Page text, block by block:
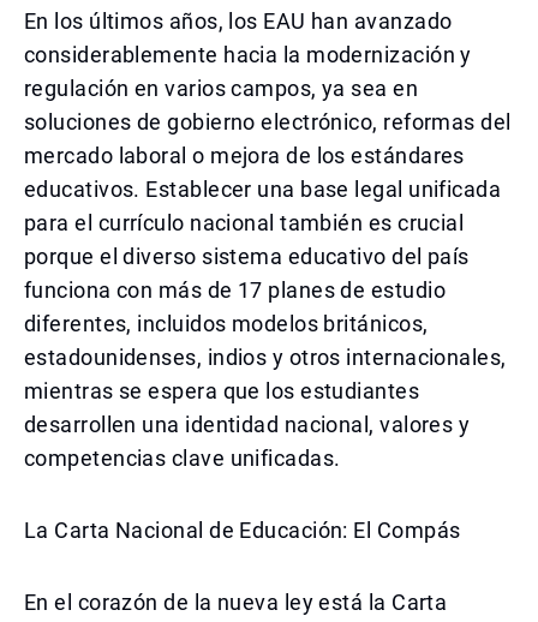
En los últimos años, los EAU han avanzado
considerablemente hacia la modernización y
regulación en varios campos, ya sea en
soluciones de gobierno electrónico, reformas del
mercado laboral o mejora de los estándares
educativos. Establecer una base legal unificada
para el currículo nacional también es crucial
porque el diverso sistema educativo del país
funciona con más de 17 planes de estudio
diferentes, incluidos modelos británicos,
estadounidenses, indios y otros internacionales,
mientras se espera que los estudiantes
desarrollen una identidad nacional, valores y
competencias clave unificadas.
La Carta Nacional de Educación: El Compás
En el corazón de la nueva ley está la Carta